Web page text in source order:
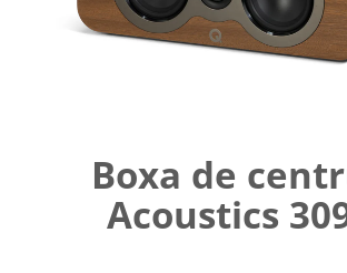
Boxa de
Acoustics